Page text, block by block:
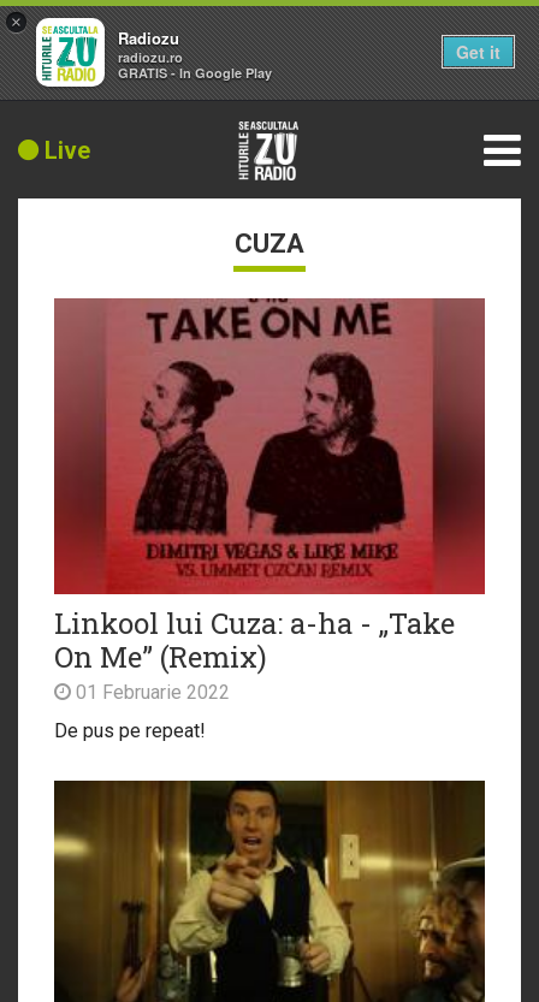
Live
CUZA
Linkool lui Cuza: a-ha - „Take
On Me” (Remix)
01 Februarie 2022
De pus pe repeat!
×
Radiozu
radiozu.ro
GRATIS - In Google Play
Get it